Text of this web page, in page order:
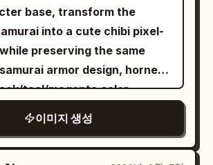
base, transform the
into a cute chibi pixel-
preserving the same
armor design, horned
teal/magenta color
and katana. Make the
short and super-deformed
이미지 생성